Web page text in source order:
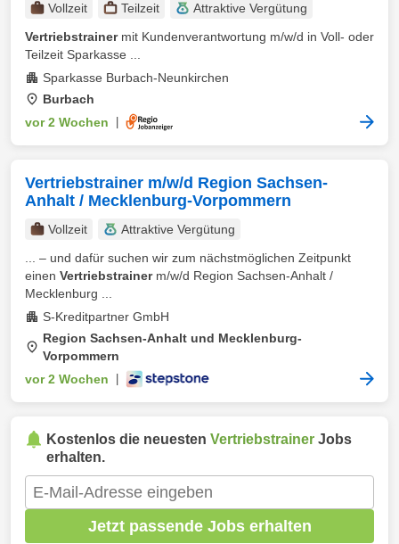
Vollzeit Teilzeit
Attraktive Vergütung
Vertriebstrainermit Kundenverantwortung m/w/d in Voll- oder
Teilzeit Sparkasse ...
Sparkasse Burbach-Neunkirchen
Burbach
vor 2 Wochen
Vertriebstrainer m/w/d Region Sachsen-
Anhalt / Mecklenburg-Vorpommern
Vollzeit
Attraktive Vergütung
... – und dafür suchen wir zum nächstmöglichen Zeitpunkt
einen Vertriebstrainerm/w/d Region Sachsen-Anhalt /
Mecklenburg ...
S-Kreditpartner GmbH
Region Sachsen-Anhalt und Mecklenburg-
Vorpommern
vor 2 Wochen
Kostenlos die neuesten Vertriebstrainer Jobs
erhalten.
Jetzt passende Jobs erhalten